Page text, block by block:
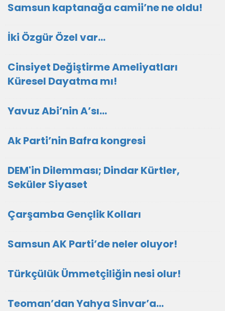
Samsun kaptanağa camii’ne ne oldu!
İki Özgür Özel var…
Cinsiyet Değiştirme Ameliyatları
Küresel Dayatma mı!
Yavuz Abi’nin A’sı…
Ak Parti’nin Bafra kongresi
DEM'in Dilemması; Dindar Kürtler,
Seküler Siyaset
Çarşamba Gençlik Kolları
Samsun AK Parti’de neler oluyor!
Türkçülük Ümmetçiliğin nesi olur!
Teoman’dan Yahya Sinvar’a…